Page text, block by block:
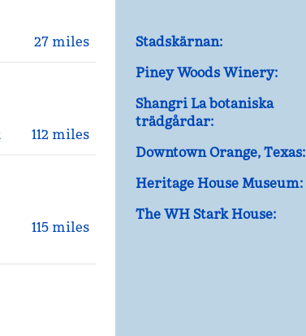
27 miles
112 miles
115 miles
Stadskärnan:
Piney Woods Winery:
Shangri La botaniska
trädgårdar:
Downtown Orange, Texas:
Heritage House Museum:
The WH Stark House: